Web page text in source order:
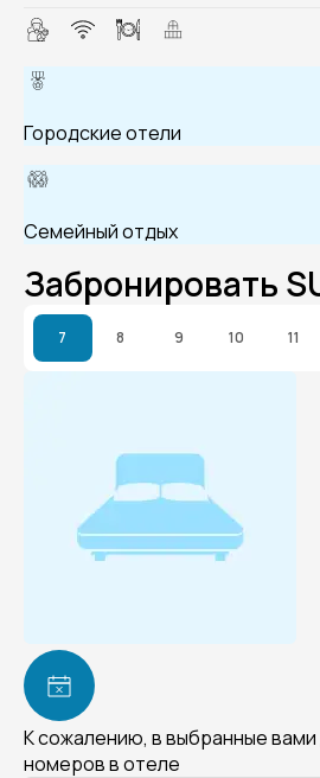
Городские отели
Семейный отдых
Забронировать
7 8 9 10 11
К сожалению, в выбранные
номеров в отеле